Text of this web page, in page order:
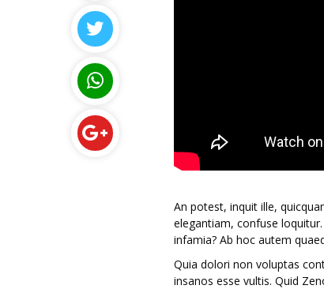
An potest, inquit ille,
elegantiam, confuse
infamia? Ab hoc autem
Quia dolori non voluptas
insanos esse vultis. Quid